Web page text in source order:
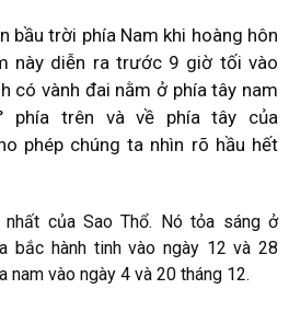
bầu trời phía Nam khi hoàng hôn
này diễn ra trước 9 giờ tối vào
có vành đai nằm ở phía tây nam
phía trên và về phía tây của
phép chúng ta nhìn rõ hầu hết
của Sao Thổ. Nó tỏa sáng ở
bắc hành tinh vào ngày 12 và 28
nam vào ngày 4 và 20 tháng 12.